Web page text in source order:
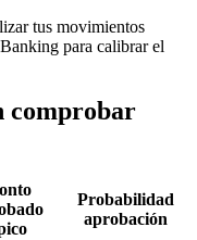
tus movimientos
para calibrar el
comprobar
Probabilidad
aprobación